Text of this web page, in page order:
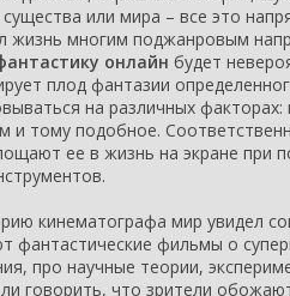
или мира – все это
жизнь многим поджанровым
онлайн будет
плод фантазии
на различных
и тому подобное.
ее в жизнь на экране при
кинематографа мир увидел
фильмы о
про научные теории,
говорить, что зрители